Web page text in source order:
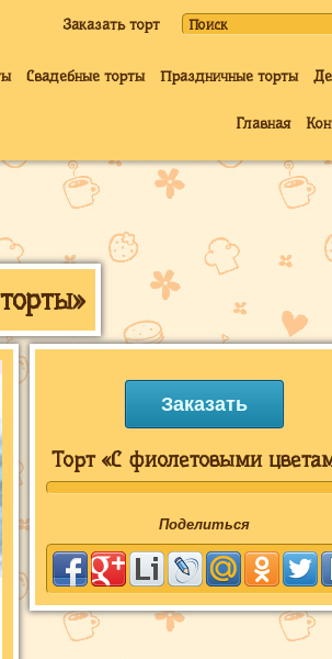
Заказать торт
Свадебные торты Праздничные торты
Главная
Заказать
Торт «С фиолетовыми
Поделиться